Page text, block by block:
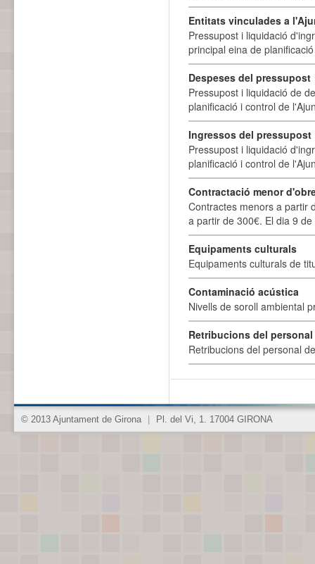
Entitats vinculades a
Pressupost i liquidació
principal eina de
Despeses del pressupost
Pressupost i liquidació de
planificació i control de
Ingressos del pressupost
Pressupost i liquidació
planificació i control de
Contractació menor
Contractes menors a partir
a partir de 300€. El dia 9
Equipaments culturals
Equipaments culturals de
Contaminació acústica
Nivells de soroll ambiental
Retribucions del
Retribucions del personal
© 2013 Ajuntament de Girona Pl. del Vi, 1. 17004 GIRONA